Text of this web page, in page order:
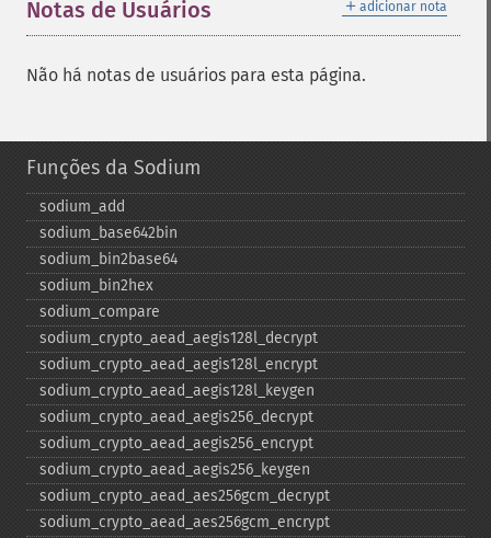
＋ adicionar nota
Notas de Usuários
Não há notas de usuários para esta página.
Funções da Sodium
sodium_​add
sodium_​base642bin
sodium_​bin2base64
sodium_​bin2hex
sodium_​compare
sodium_​crypto_​aead_​aegis128l_​decrypt
sodium_​crypto_​aead_​aegis128l_​encrypt
sodium_​crypto_​aead_​aegis128l_​keygen
sodium_​crypto_​aead_​aegis256_​decrypt
sodium_​crypto_​aead_​aegis256_​encrypt
sodium_​crypto_​aead_​aegis256_​keygen
sodium_​crypto_​aead_​aes256gcm_​decrypt
sodium_​crypto_​aead_​aes256gcm_​encrypt